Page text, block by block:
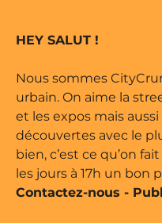
édité par
HEY SALUT !
Nous sommes
urbain. On aime la
et les expos mais
découvertes avec le
bien, c’est ce qu’on
les jours à 17h un bon
Contactez-nous -